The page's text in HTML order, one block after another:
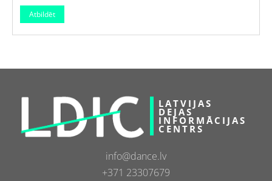
LATVIJAS
DEJAS
INFORMĀCIJAS
CENTRS
info@dance.lv
+371 23307679